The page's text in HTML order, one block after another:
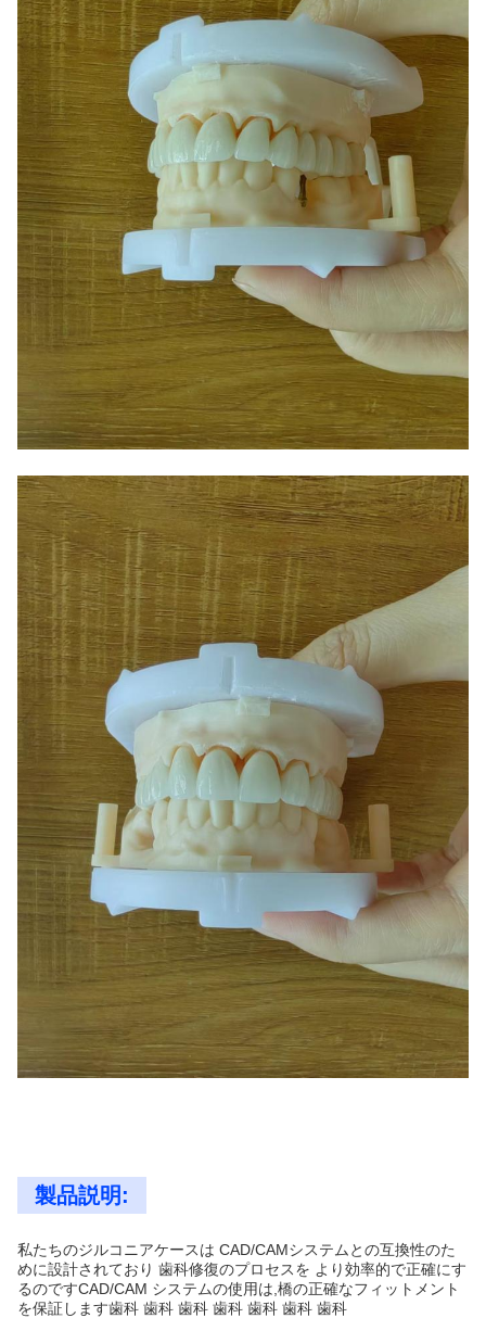
製品説明:
私たちのジルコニアケースは CAD/CAMシステムとの互換性のた
めに設計されており 歯科修復のプロセスを より効率的で正確にす
るのですCAD/CAM システムの使用は,橋の正確なフィットメント
を保証します歯科 歯科 歯科 歯科 歯科 歯科 歯科